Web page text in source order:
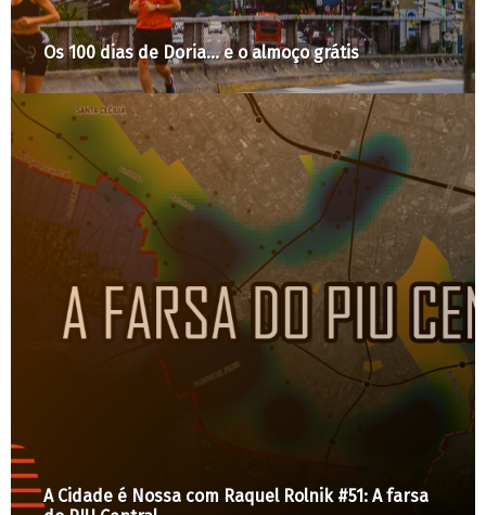
Luta social pela preservação do Quilombo
Saracura, no Bexiga (SP), chega ao governo
federal
Prefeitura de São Paulo reage e anuncia